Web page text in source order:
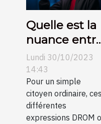
Quelle est la
nuance
DROM et
TOM ?
Lundi 30/10/2023
14:43
Pour un simple
citoyen ordinaire, ces
différentes
expressions DROM